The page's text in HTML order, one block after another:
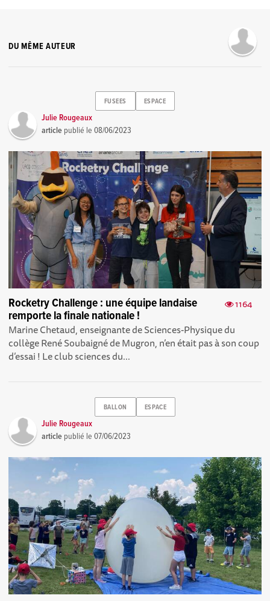
DU MÊME AUTEUR
FUSEES ESPACE
Julie Rougeaux
article publié le08/06/2023
1164
Rocketry Challenge : une équipe landaise
remporte la finale nationale !
Marine Chetaud, enseignante de Sciences-Physique du
collège René Soubaigné de Mugron, n’en était pas à son coup
d’essai ! Le club sciences du...
BALLON ESPACE
Julie Rougeaux
article publié le07/06/2023